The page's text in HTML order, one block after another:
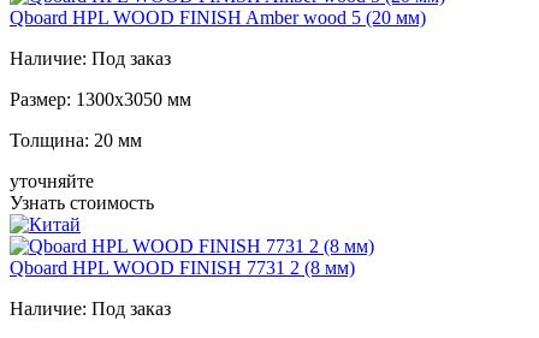
Qboard HPL WOOD FINISH Amber wood 5 (20 мм)
Наличие: Под заказ
Размер: 1300x3050 мм
Толщина: 20 мм
уточняйте
Узнать стоимость
Qboard HPL WOOD FINISH 7731 2 (8 мм)
Наличие: Под заказ